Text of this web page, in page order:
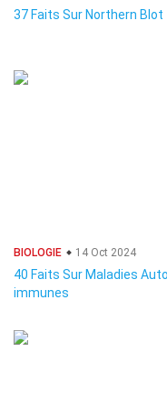
37 Faits Sur Northern Blot
BIOLOGIE 14 Oct 2024
40 Faits Sur Maladies
immunes